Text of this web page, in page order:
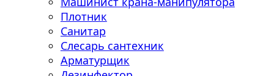
Плотник
Санитар
Слесарь сантехник
Арматурщик